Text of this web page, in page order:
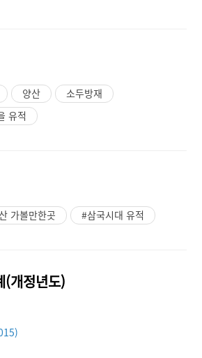
양산
소두방재
유적
가볼만한곳 #삼국시대 유적
(개정년도)